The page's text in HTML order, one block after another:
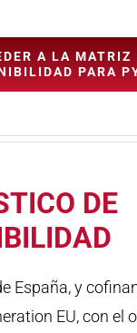
A LA MATRIZ
PARA
DE
España, y
EU, con el